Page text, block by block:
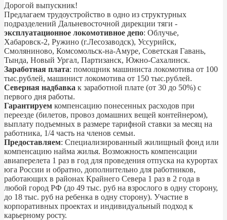
Дорогой выпускник!
Предлагаем трудоустройство в одно из структурных
подразделений Дальневосточной дирекции тяги -
эксплуатационное локомотивное депо: Облучье,
Хабаровск-2, Ружино (г.Лесозаводск), Уссурийск,
Смоляниново, Комсомольск-на-Амуре, Советская Гавань,
Тында, Новый Ургал, Партизанск, Южно-Сахалинск.
Заработная плата: помощник машиниста локомотива от 100
тыс.рублей, машинист локомотива от 150 тыс.рублей.
Северная надбавка к заработной плате (от 30 до 50%) с
первого дня работы.
Гарантируем компенсацию понесенных расходов при
переезде (билетов, провоз домашних вещей контейнером),
выплату подъемных в размере тарифной ставки за месяц на
работника, 1/4 часть на членов семьи.
Предоставляем: Специализированный жилищный фонд или
компенсацию найма жилья. Возможность компенсации
авиаперелета 1 раз в год для проведения отпуска на курортах
юга России и обратно, дополнительно для работников,
работающих в районах Крайнего Севера 1 раз в 2 года в
любой город РФ (до 49 тыс. руб на взрослого в одну сторону,
до 18 тыс. руб на ребенка в одну сторону). Участие в
корпоративных проектах и индивидуальный подход к
карьерному росту.